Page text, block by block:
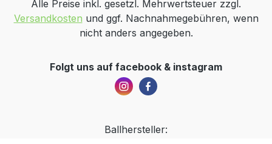
Alle Preise inkl. gesetzl. Mehrwertsteuer zzgl.
Versandkosten und ggf. Nachnahmegebühren, wenn
nicht anders angegeben.
Folgt uns auf facebook & instagram
Ballhersteller: